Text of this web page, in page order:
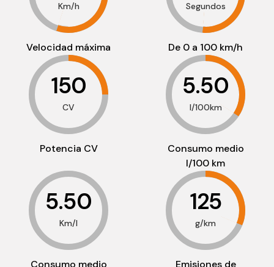
Km/h
Velocidad máxima
Segundos
De 0 a 100 km/h
150
CV
Potencia CV
5.50
l/100km
Consumo medio
l/100 km
5.50
Km/l
Consumo medio
125
g/km
Emisiones de